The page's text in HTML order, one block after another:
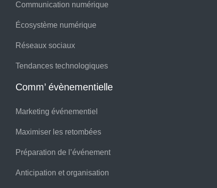
Communication numérique
Écosystème numérique
Réseaux sociaux
Tendances technologiques
Comm’ évènementielle
Marketing événementiel
Maximiser les retombées
Préparation de l’événement
Anticipation et organisation